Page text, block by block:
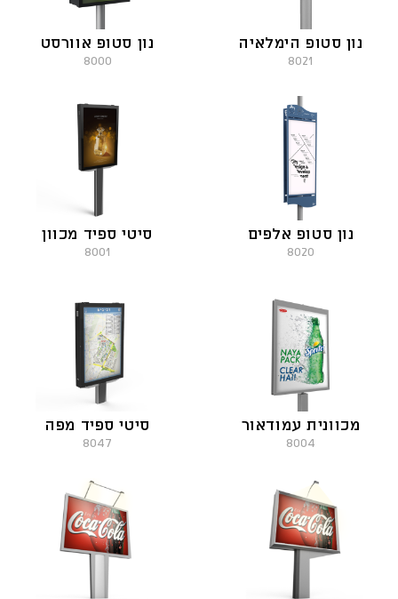
נון סטופ הימלאיה
8021
נון סטופ אוורסט
8000
נון סטופ אלפים
8020
סיטי ספיד מכוון
8001
מכוונית עמודאור
8004
סיטי ספיד מפה
8047